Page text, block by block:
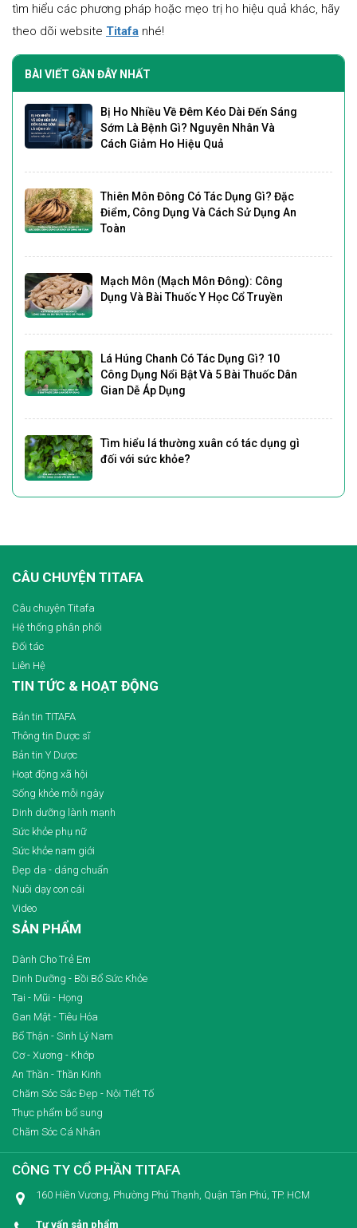
tìm hiểu các phương pháp hoặc mẹo trị ho hiệu quả khác, hãy
theo dõi website Titafa nhé!
BÀI VIẾT GẦN ĐÂY NHẤT
Bị Ho Nhiều Về Đêm Kéo Dài Đến Sáng
Sớm Là Bệnh Gì? Nguyên Nhân Và
Cách Giảm Ho Hiệu Quả
Thiên Môn Đông Có Tác Dụng Gì? Đặc
Điểm, Công Dụng Và Cách Sử Dụng An
Toàn
Mạch Môn (Mạch Môn Đông): Công
Dụng Và Bài Thuốc Y Học Cổ Truyền
Lá Húng Chanh Có Tác Dụng Gì? 10
Công Dụng Nổi Bật Và 5 Bài Thuốc Dân
Gian Dễ Áp Dụng
Tìm hiểu lá thường xuân có tác dụng gì
đối với sức khỏe?
CÂU CHUYỆN TITAFA
Câu chuyện Titafa
Hệ thống phân phối
Đối tác
Liên Hệ
TIN TỨC & HOẠT ĐỘNG
Bản tin TITAFA
Thông tin Dược sĩ
Bản tin Y Dược
Hoạt động xã hội
Sống khỏe mỗi ngày
Dinh dưỡng lành mạnh
Sức khỏe phụ nữ
Sức khỏe nam giới
Đẹp da - dáng chuẩn
Nuôi dạy con cái
Video
SẢN PHẨM
Dành Cho Trẻ Em
Dinh Dưỡng - Bồi Bổ Sức Khỏe
Tai - Mũi - Họng
Gan Mật - Tiêu Hóa
Bổ Thận - Sinh Lý Nam
Cơ - Xương - Khớp
An Thần - Thần Kinh
Chăm Sóc Sắc Đẹp - Nội Tiết Tố
Thực phẩm bổ sung
Chăm Sóc Cá Nhân
CÔNG TY CỔ PHẦN TITAFA
160 Hiền Vương, Phường Phú Thạnh, Quận Tân Phú, TP. HCM
Tư vấn sản phẩm